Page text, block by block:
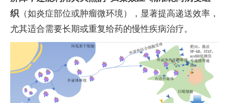
织 （如炎症部位或肿瘤微环境），显著提高递送效率，
尤其适合需要长期或重复给药的慢性疾病治疗。